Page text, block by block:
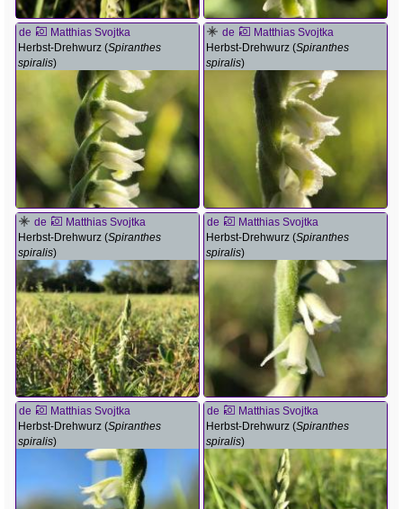
de
Matthias Svojtka
Herbst-Drehwurz (Spiranthes
spiralis)
de
Matthias Svojtka
Herbst-Drehwurz (Spiranthes
spiralis)
de
Matthias Svojtka
Herbst-Drehwurz (Spiranthes
spiralis)
de
Matthias Svojtka
Herbst-Drehwurz (Spiranthes
spiralis)
de
Matthias Svojtka
Herbst-Drehwurz (Spiranthes
spiralis)
de
Matthias Svojtka
Herbst-Drehwurz (Spiranthes
spiralis)